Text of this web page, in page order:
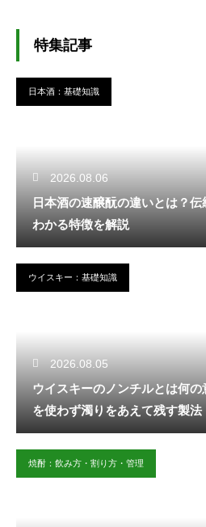
特集記事
日本酒：基礎知識
2026.08.06
日本酒の速醸酛の違いとは？
わかる特徴を解説
ウイスキー：基礎知識
2026.08.05
ウイスキーのノンチルとは何
を使わず濁りをあえて残す製法
焼酎：飲み方・割り方・管理